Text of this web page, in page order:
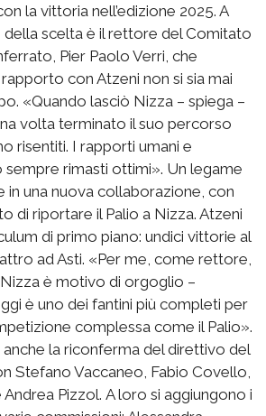
la vittoria nell’edizione 2025. A
della scelta è il rettore del Comitato
Pier Paolo Verri, che
con Atzeni non si sia mai
«Quando lasciò Nizza – spiega –
volta terminato il suo percorso
risentiti. I rapporti umani e
rimasti ottimi». Un legame
in una nuova collaborazione, con
di riportare il Palio a Nizza. Atzeni
di primo piano: undici vittorie al
ad Asti. «Per me, come rettore,
è motivo di orgoglio –
è uno dei fantini più completi per
complessa come il Palio».
anche la riconferma del direttivo del
Stefano Vaccaneo, Fabio Covello,
Pizzol. A loro si aggiungono i